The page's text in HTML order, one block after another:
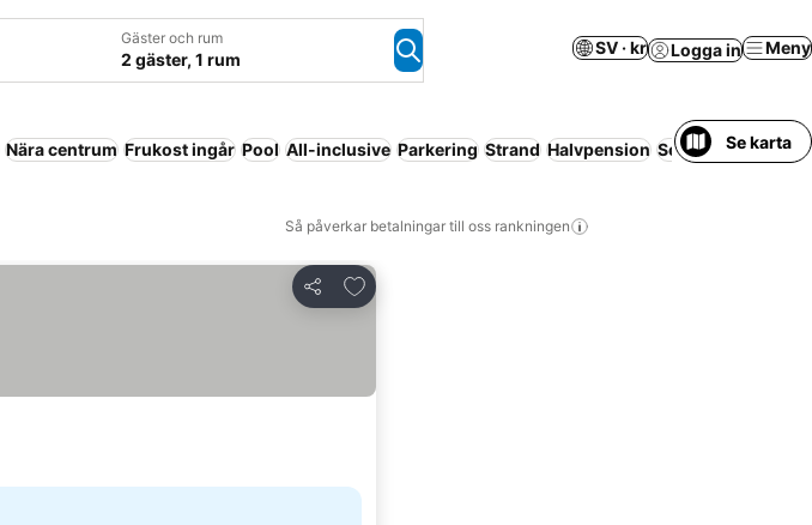
Gäster och rum
2 gäster, 1 rum
SV · kr Logga in Meny
Nära centrum Frukost ingår Pool All-inclusive Parkering Strand Halvpension Servicelägenhet
Se karta
Så påverkar betalningar till oss rankningen
Dela
Lägg till i Mina Favoriter